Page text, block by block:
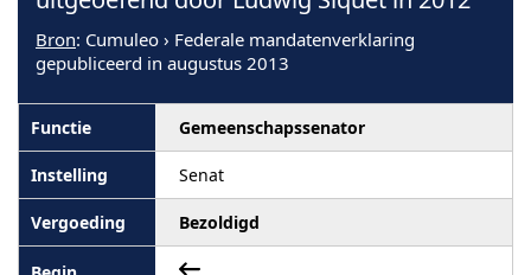
Bron: Cumuleo › Federale mandatenverklaring
gepubliceerd in augustus 2013
Gemeenschapssenator
Senat
Bezoldigd